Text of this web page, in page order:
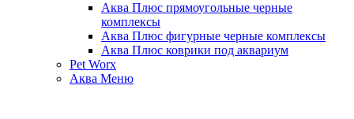
Аква Плюс прямоугольные черные
комплексы
Аква Плюс фигурные черные комплексы
Аква Плюс коврики под аквариум
Pet Worx
Аква Меню